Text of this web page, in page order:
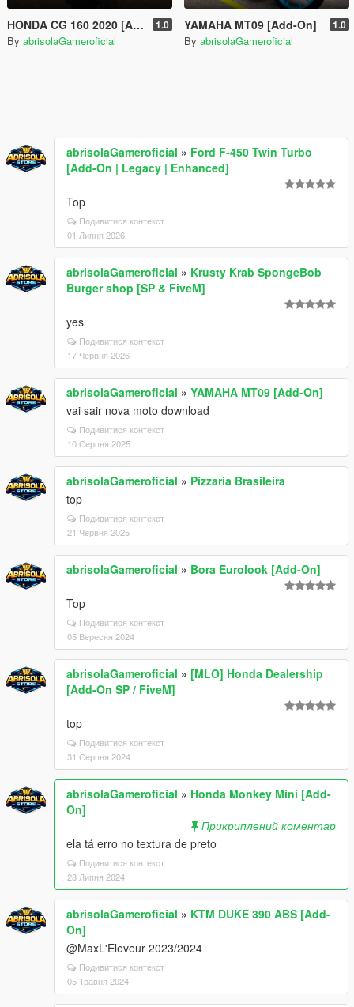
HONDA CG 160 2020 [Add-On] 1.0
By abrisolaGameroficial
YAMAHA MT09 [Add-On] 1.0
By abrisolaGameroficial
abrisolaGameroficial » Ford F-450 Twin Turbo
[Add-On | Legacy | Enhanced]
Top
Подивитися контекст
01 Липня 2026
abrisolaGameroficial » Krusty Krab SpongeBob
Burger shop [SP & FiveM]
yes
Подивитися контекст
17 Червня 2026
abrisolaGameroficial » YAMAHA MT09 [Add-On]
vai sair nova moto download
Подивитися контекст
10 Серпня 2025
abrisolaGameroficial » Pizzaria Brasileira
top
Подивитися контекст
21 Червня 2025
abrisolaGameroficial » Bora Eurolook [Add-On]
Top
Подивитися контекст
05 Вересня 2024
abrisolaGameroficial » [MLO] Honda Dealership
[Add-On SP / FiveM]
top
Подивитися контекст
31 Серпня 2024
abrisolaGameroficial » Honda Monkey Mini [Add-
On]
Прикриплений коментар
ela tá erro no textura de preto
Подивитися контекст
28 Липня 2024
abrisolaGameroficial » KTM DUKE 390 ABS [Add-
On]
@MaxL'Eleveur 2023/2024
Подивитися контекст
05 Травня 2024